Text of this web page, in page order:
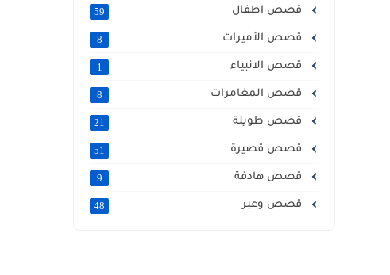
قصص اطفال 59
قصص الأميرات 8
قصص الانبياء 1
قصص المغامرات 8
قصص طويلة 21
قصص قصيرة 51
قصص هادفة 9
قصص وعبر 48